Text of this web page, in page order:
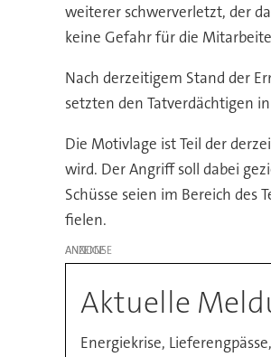
weiterer schwerverletzt, der
keine Gefahr für die
Nach derzeitigem Stand der
setzten den Tatverdächtigen
Die Motivlage ist Teil der
wird. Der Angriff soll dabei
Schüsse seien im Bereich
fielen.
ANZEIGE
Aktuelle
Energiekrise,